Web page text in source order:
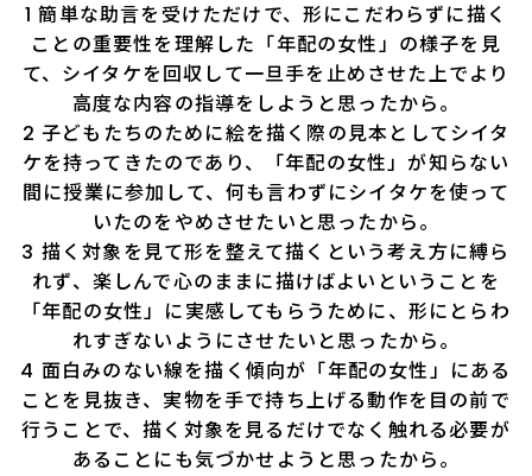
1 簡単な助言を受けただけで、形にこだわらずに描く
ことの重要性を理解した「年配の女性」の様子を見
て、シイタケを回収して一旦手を止めさせた上でより
高度な内容の指導をしようと思ったから。
2 子どもたちのために絵を描く際の見本としてシイタ
ケを持ってきたのであり、「年配の女性」が知らない
間に授業に参加して、何も言わずにシイタケを使って
いたのをやめさせたいと思ったから。
3 描く対象を見て形を整えて描くという考え方に縛ら
れず、楽しんで心のままに描けばよいということを
「年配の女性」に実感してもらうために、形にとらわ
れすぎないようにさせたいと思ったから。
4 面白みのない線を描く傾向が「年配の女性」にある
ことを見抜き、実物を手で持ち上げる動作を目の前で
行うことで、描く対象を見るだけでなく触れる必要が
あることにも気づかせようと思ったから。